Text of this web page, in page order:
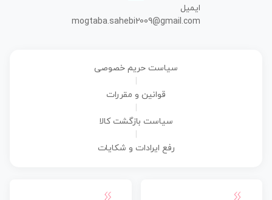
ایمیل
mogtaba.sahebi2009@gmail.com
سیاست حریم خصوصی
قوانین و مقررات
سیاست بازگشت کالا
رفع ایرادات و شکایات